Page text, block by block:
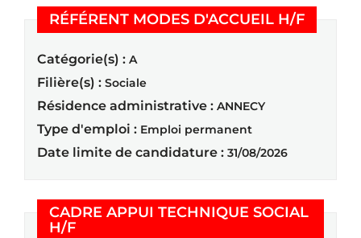
RÉFÉRENT MODES D'ACCUEIL H/F
Catégorie(s) : A
Filière(s) : Sociale
Résidence administrative : ANNECY
Type d'emploi : Emploi permanent
Date limite de candidature : 31/08/2026
CADRE APPUI TECHNIQUE SOCIAL
H/F(Nouvelle fenêtre)